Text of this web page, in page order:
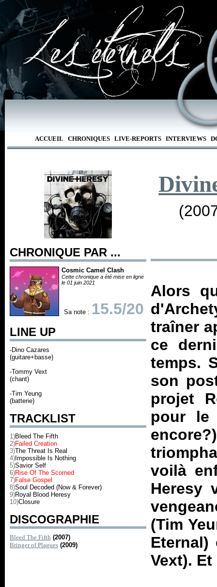
ACCUEIL CHRONIQUES LIVE-REPORTS INTERVIEWS
CHRONIQUE PAR ...
Cosmic Camel Clash
Cette chronique a été mise en ligne
le 01 juin 2021
Sa note : 15.5/20
LINE UP
-Dino Cazares
(guitare+basse)
-Tommy Vext
(chant)
-Tim Yeung
(batterie)
TRACKLIST
1)Bleed The Fifth
2)Failed Creation
3)The Threat Is Real
4) Impossible Is Nothing
5)Savior Self
6)Rise Of The Scorned
7)False Gospel
8)Soul Decoded (Now & Forever)
9)Royal Blood Heresy
10)Closure
DISCOGRAPHIE
Bleed The Fifth (2007)
Bringer of Plagues (2009)
Alors
d'
traîner
ce
temps.
son
projet
pour le
voilà
Heresy
(Tim
Vext).